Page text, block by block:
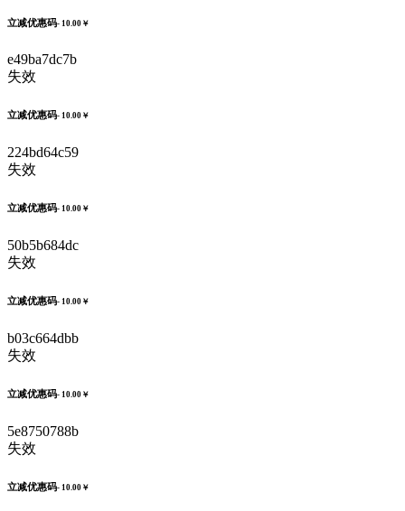
立减优惠码- 10.00￥
e49ba7dc7b
失效
立减优惠码- 10.00￥
224bd64c59
失效
立减优惠码- 10.00￥
50b5b684dc
失效
立减优惠码- 10.00￥
b03c664dbb
失效
立减优惠码- 10.00￥
5e8750788b
失效
立减优惠码- 10.00￥